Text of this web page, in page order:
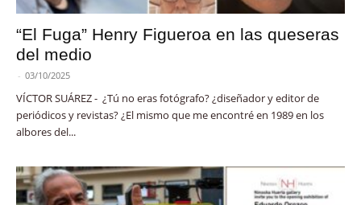
“El Fuga” Henry Figueroa en las queseras
del medio
- 03/10/2025
VÍCTOR SUÁREZ - ¿Tú no eras fotógrafo? ¿diseñador y editor de
periódicos y revistas? ¿El mismo que me encontré en 1989 en los
albores del...